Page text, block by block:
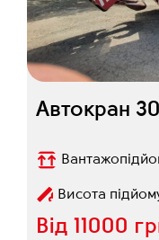
Автокран
Висота
Від 11000